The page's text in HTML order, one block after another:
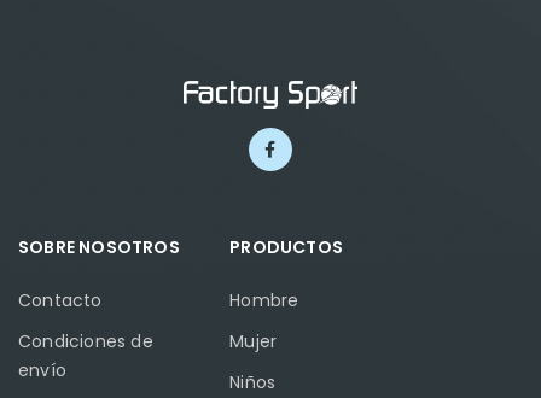
SOBRE NOSOTROS
Contacto
Condiciones de
envío
PRODUCTOS
Hombre
Mujer
Niños